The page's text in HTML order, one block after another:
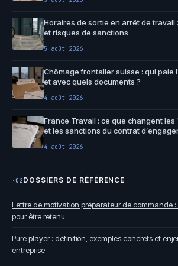
Horaires de sortie en arrêt de travail
et risques de sanctions
5 août 2026
Chômage frontalier suisse : qui paie
et avec quels documents ?
4 août 2026
France Travail : ce que changent les
et les sanctions du contrat
4 août 2026
·02DOSSIERS DE RÉFÉRENCE
Lettre de motivation préparateur de commande
pour être retenu
Pure player : définition, exemples concrets et
entreprise